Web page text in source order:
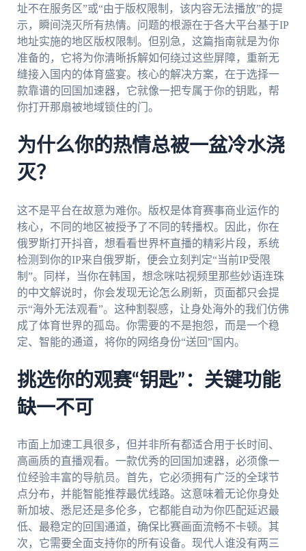
址不在服务区”或“由于版权限制，该内容无法播放”的提
示，瞬间浇灭所有热情。问题的根源在于各大平台基于IP
地址实施的地区版权限制。但别急，这篇指南就是为你
准备的，它将为你清晰拆解如何绕过这些屏障，重新无
缝接入国内的体育盛宴。核心的解决方案，在于选择一
款靠谱的回国加速器，它就像一把专属于你的钥匙，帮
你打开那扇被地域锁住的门。
为什么你的热情总被一盆冷水浇
灭？
这不是平台在故意为难你。版权是体育赛事商业运作的
核心，不同的地区被授予了不同的转播权。因此，你在
俄罗斯打开抖音，想看看世界杯直播的精彩片段，系统
检测到你的IP来自俄罗斯，便会立刻判定“当前IP受限
制”。同样，当你在韩国，想念咪咕视频里那些妙语连珠
的中文解说时，你会发现无论怎么刷新，页面都只会提
示“海外无法观看”。这种割裂感，让身处海外的我们仿佛
成了体育世界的孤岛。你需要的不是抱怨，而是一个稳
定、智能的通道，将你的网络身份“送回”国内。
挑选你的观赛“钥匙”：关键功能
缺一不可
市面上加速工具很多，但并非所有都适合用于长时间、
高画质的直播观看。一款优秀的回国加速器，必须像一
位经验丰富的导航员。首先，它必须拥有广泛的全球节
点分布，并能智能推荐最优线路。这意味着无论你身处
新加坡、悉尼还是多伦多，它都能自动为你匹配延迟最
低、最稳定的回国通道，确保比赛画面流畅不卡顿。其
次，它需要全面支持你的所有设备。现代人谁没有两三